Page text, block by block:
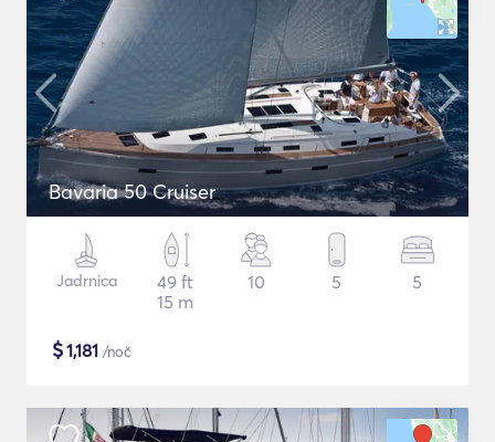
Bavaria 50 Cruiser
Jadrnica
49 ft
15 m
10 5 5
$1,181 /noč